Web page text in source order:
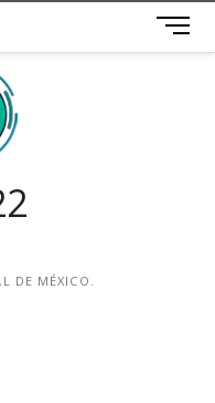
B
o
DE MÉXICO.